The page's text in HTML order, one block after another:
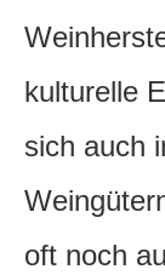
kulturelle
sich auch
oft noch